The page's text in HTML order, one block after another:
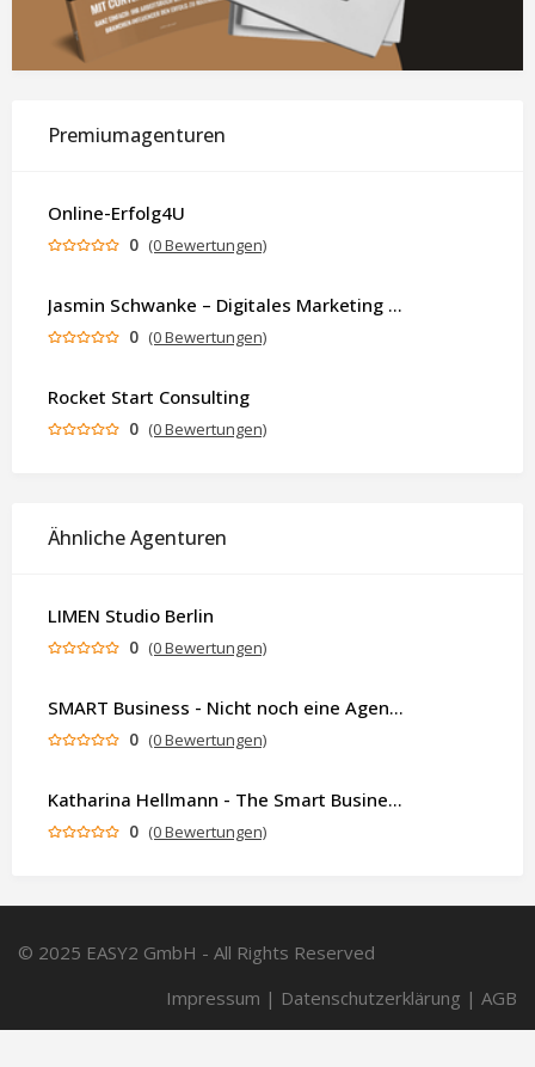
Premiumagenturen
Online-Erfolg4U
0 (0 Bewertungen)
Jasmin Schwanke – Digitales Marketing & KI-gestützte Contenterstellung
0 (0 Bewertungen)
Rocket Start Consulting
0 (0 Bewertungen)
Ähnliche Agenturen
LIMEN Studio Berlin
0 (0 Bewertungen)
SMART Business - Nicht noch eine Agentur. Sondern ein Partner, der dein Business als Ganzes denkt.
0 (0 Bewertungen)
Katharina Hellmann - The Smart Business Coach
0 (0 Bewertungen)
© 2025 EASY2 GmbH - All Rights Reserved
Impressum | Datenschutzerklärung | AGB